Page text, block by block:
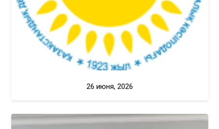
26 июня, 2026